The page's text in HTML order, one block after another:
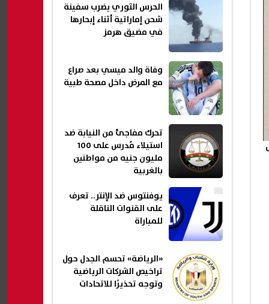
الحرس الثوري يضرب سفينة
شحن إماراتية أثناء إبحارها
في مضيق هرمز
وفاة والد ميسي بعد صراع
مع المرض داخل مصحة طبية
تحرك مفاجئ من النيابة ضد
استيلاء مُدرس على 100
مليون جنيه من مواطنين
بالغربية
يوفنتوس ضد الإنتر.. تعرف
على القنوات الناقلة
للمباراة
«الرياضة» تحسم الجدل حول
تراخيص الشركات الرياضية
وتوجه تحذيرًا للاتحادات